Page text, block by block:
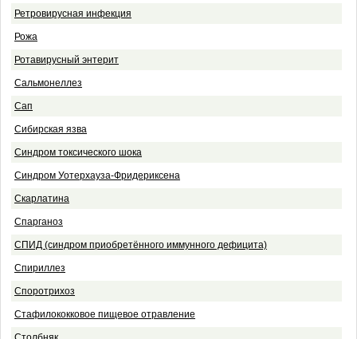
Ретровирусная инфекция
Рожа
Ротавирусный энтерит
Сальмонеллез
Сап
Сибирская язва
Синдром токсического шока
Синдром Уотерхауза-Фридериксена
Скарлатина
Спарганоз
СПИД (синдром приобретённого иммунного дефицита)
Спириллез
Споротрихоз
Стафилококковое пищевое отравление